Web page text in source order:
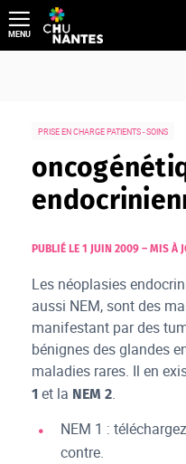
Aller
au
contenu
MENU
PRISE EN CHARGE PATIENTS - SOINS
PUBLIÉ LE 1 JUIN 2009 – MIS À
Les néoplasies
aussi NEM, sont des
manifestant par des
bénignes des glandes
maladies rares. Il en
1 et la NEM 2.
NEM 1 :
contre.